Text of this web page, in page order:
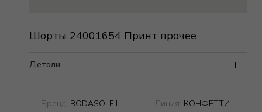
Шорты 24001654 Принт прочее
Детали
Бренд: RODASOLEIL Линия: КОНФЕТТИ